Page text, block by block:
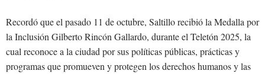
Recordó que el pasado 11 de octubre, Saltillo recibió la Medalla por
la Inclusión Gilberto Rincón Gallardo, durante el Teletón 2025, la
cual reconoce a la ciudad por sus políticas públicas, prácticas y
programas que promueven y protegen los derechos humanos y las